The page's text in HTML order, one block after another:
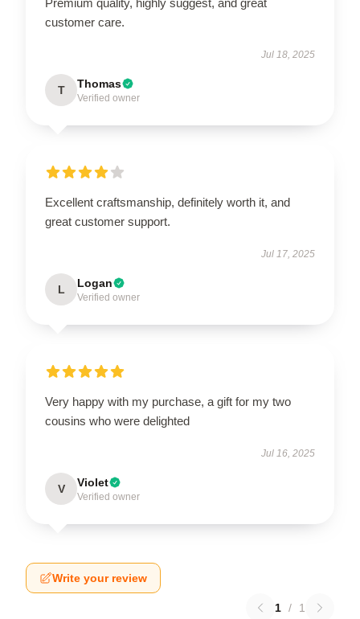
customer care.
Jul 18, 2025
T Thomas
Verified owner
Excellent craftsmanship, definitely worth it, and
great customer support.
Jul 17, 2025
L Logan
Verified owner
Very happy with my purchase, a gift for my two
cousins who were delighted
Jul 16, 2025
V Violet
Verified owner
Write your review
1 / 1